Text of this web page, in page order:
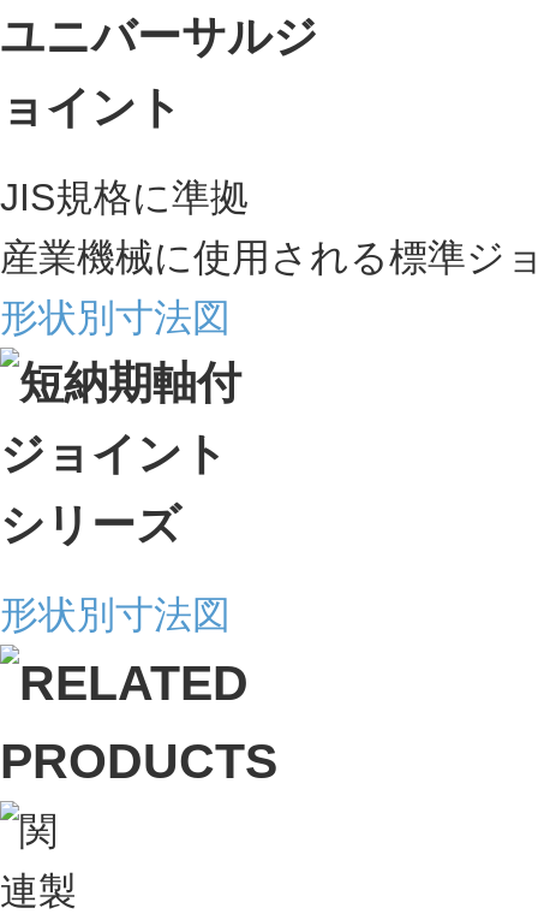
JIS規格に準拠
産業機械に使用される標準ジ
形状別寸法図
形状別寸法図